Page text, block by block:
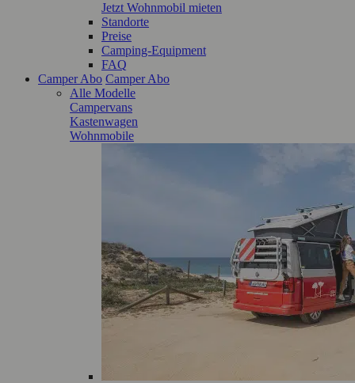
Jetzt Wohnmobil mieten
Standorte
Preise
Camping-Equipment
FAQ
Camper Abo Camper Abo
Alle Modelle
Campervans
Kastenwagen
Wohnmobile